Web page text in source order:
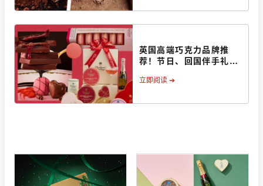
英国高端巧克力品牌推
荐！节日、回国伴手礼好
立即阅读 ➔